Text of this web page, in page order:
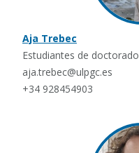
Aja Trebec
Estudiantes de doctorado
aja.trebec@ulpgc.es
+34 928454903